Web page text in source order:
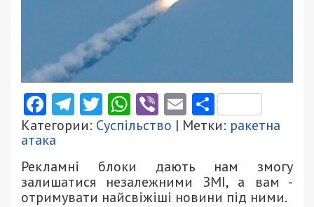
Facebook
Telegram
Twitter
WhatsApp
ViberEmail
Категории: Суспільство | Метки: ракетна
атака
Рекламні блоки дають нам змогу
залишатися незалежними ЗМІ, а вам -
отримувати найсвіжіші новини під ними.